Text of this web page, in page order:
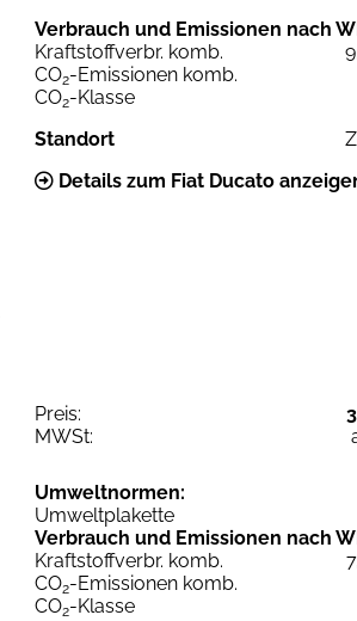
Verbrauch und Emissionen nach
Kraftstoffverbr. komb.
CO2-Emissionen komb.
CO2-Klasse
Standort
Details zum Fiat Ducato
Preis:
MWSt:
Umweltnormen:
Umweltplakette
Verbrauch und Emissionen nach
Kraftstoffverbr. komb.
CO2-Emissionen komb.
CO2-Klasse